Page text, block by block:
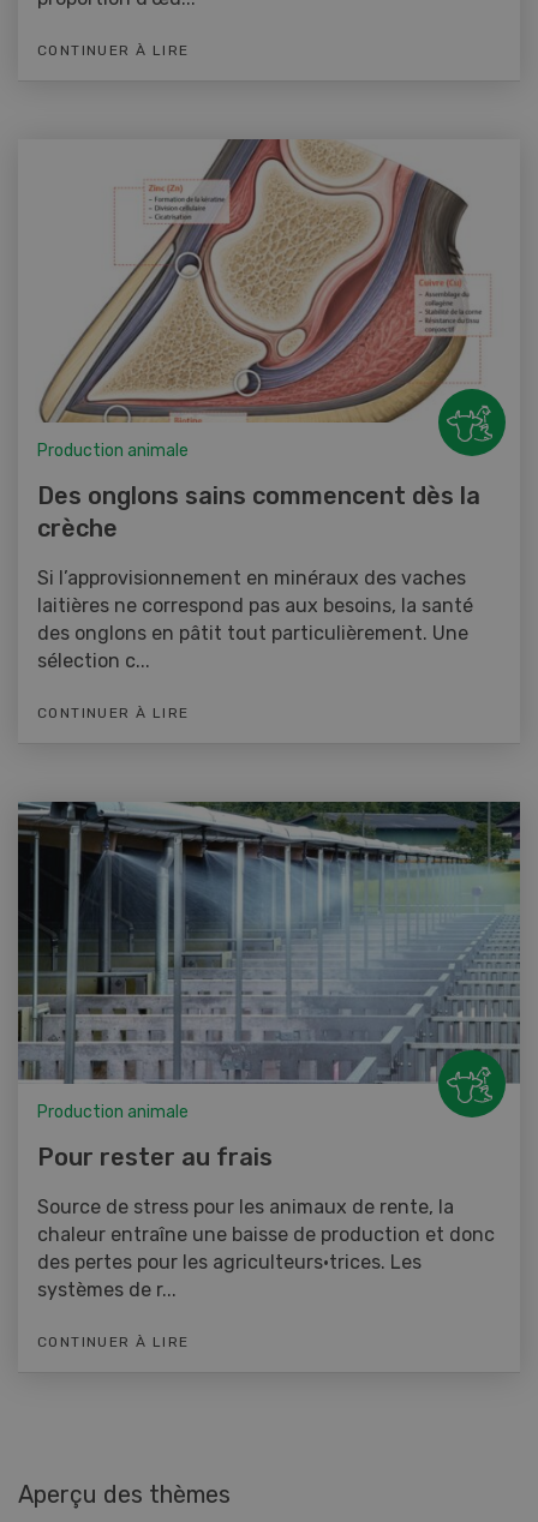
CONTINUER À LIRE
Production animale
Des onglons sains commencent dès la
crèche
Si l’approvisionnement en minéraux des vaches
laitières ne correspond pas aux besoins, la santé
des onglons en pâtit tout particulièrement. Une
sélection c...
CONTINUER À LIRE
Production animale
Pour rester au frais
Source de stress pour les animaux de rente, la
chaleur entraîne une baisse de production et donc
des pertes pour les agriculteurs·trices. Les
systèmes de r...
CONTINUER À LIRE
Aperçu des thèmes